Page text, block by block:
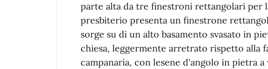
parte alta da tre finestroni rettangolari per
presbiterio presenta un finestrone
sorge su di un alto basamento svasato in
chiesa, leggermente arretrato rispetto alla
campanaria, con lesene d'angolo in pietra